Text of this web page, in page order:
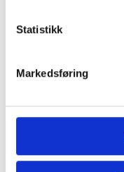
Statistikk
Markedsføring